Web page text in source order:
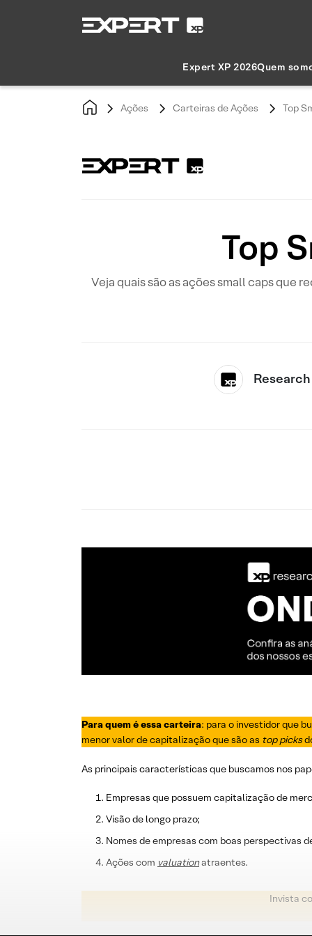
Expert XP 2026Quem
Ações Carteiras de Ações Top
Top
Veja quais são as ações small caps que
Para quem é essa carteira: para o investidor que
menor valor de capitalização que são as top picks
As principais características que buscamos nos
Empresas que possuem capitalização de
Visão de longo prazo;
Nomes de empresas com boas perspectivas
Ações com valuationatraentes.
Invista